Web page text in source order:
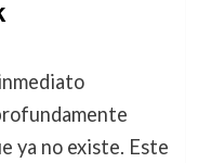
ya no existe. Este